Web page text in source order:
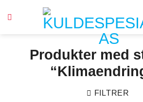
Produkter med
FILTRER